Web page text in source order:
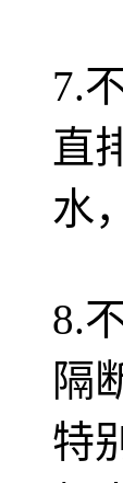
7.
直
水
8.
隔
特